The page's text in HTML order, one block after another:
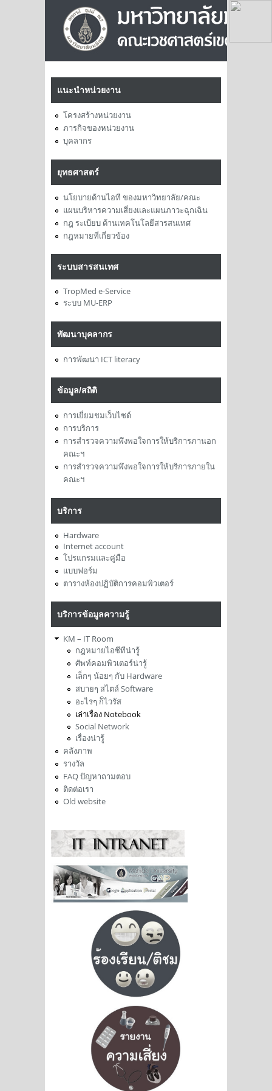
แนะนำหน่วยงาน
โครงสร้างหน่วยงาน
ภารกิจของหน่วยงาน
บุคลากร
ยุทธศาสตร์
นโยบายด้านไอที ของมหาวิทยาลัย/คณะ
แผนบริหารความเสี่ยงและแผนภาวะฉุกเฉิน
กฎ ระเบียบ ด้านเทคโนโลยีสารสนเทศ
กฎหมายที่เกี่ยวข้อง
ระบบสารสนเทศ
TropMed e-Service
ระบบ MU-ERP
พัฒนาบุคลากร
การพัฒนา ICT literacy
ข้อมูล/สถิติ
การเยี่ยมชมเว็บไซด์
การบริการ
การสำรวจความพึงพอใจการให้บริการภานอก
คณะฯ
การสำรวจความพึงพอใจการให้บริการภายใน
คณะฯ
บริการ
Hardware
Internet account
โปรแกรมและคู่มือ
แบบฟอร์ม
ตารางห้องปฏิบัติการคอมพิวเตอร์
บริการข้อมูลความรู้
KM – IT Room
กฎหมายไอซีทีน่ารู้
ศัพท์คอมพิวเตอร์น่ารู้
เล็กๆ น้อยๆ กับ Hardware
สบายๆ สไตล์ Software
อะไรๆ ก็ไวรัส
เล่าเรื่อง Notebook
Social Network
เรื่องน่ารู้
คลังภาพ
รางวัล
FAQ ปัญหาถามตอบ
ติดต่อเรา
Old website